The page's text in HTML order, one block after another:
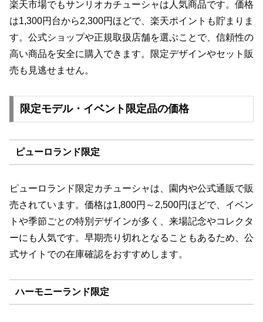
楽天市場でもサンリオカチューシャは人気商品です。価格
は1,300円台から2,300円ほどで、楽天ポイントも貯まりま
す。公式ショップや正規取扱店舗を選ぶことで、信頼性の
高い商品を安全に購入できます。限定デザインやセット販
売も見逃せません。
限定モデル・イベント限定品の価格
ピューロランド限定
ピューロランド限定カチューシャは、園内や公式通販で販
売されています。価格は1,800円～2,500円ほどで、イベン
トや季節ごとの特別デザインが多く、来場記念やコレクタ
ーにも人気です。早期売り切れとなることもあるため、公
式サイトでの在庫確認をおすすめします。
ハーモニーランド限定